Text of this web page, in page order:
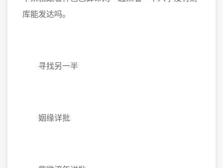
库能发达吗。
寻找另一半
姻缘详批